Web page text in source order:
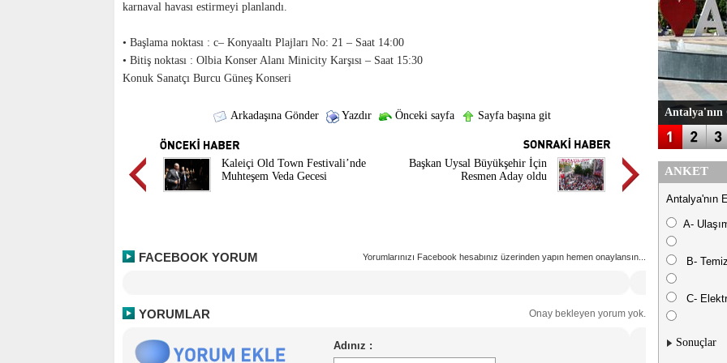
karnaval havası estirmeyi planlandı.
• Başlama noktası : c– Konyaaltı Plajları No: 21 – Saat 14:00
• Bitiş noktası : Olbia Konser Alanı Minicity Karşısı – Saat 15:30
Konuk Sanatçı Burcu Güneş Konseri
Arkadaşına Gönder Yazdır Önceki sayfa Sayfa başına git
Kaleiçi Old Town Festivali’nde
Muhteşem Veda Gecesi
Başkan Uysal Büyükşehir İçin
Resmen Aday oldu
FACEBOOK YORUM Yorumlarınızı Facebook hesabınız üzerinden yapın hemen onaylansın...
YORUMLAR Onay bekleyen yorum yok.
ANKET
Antalya'nın
A-
B-
C-
Sonuçlar